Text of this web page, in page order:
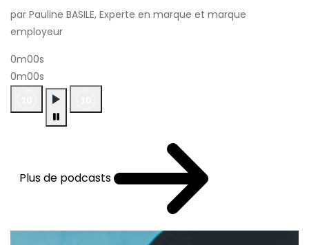
par Pauline BASILE, Experte en marque et marque
employeur
0m00s
0m00s
Plus de podcasts